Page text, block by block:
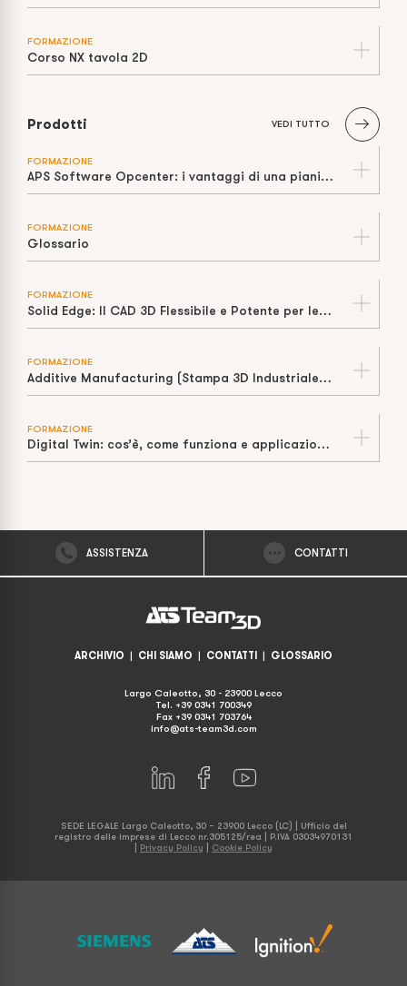
FORMAZIONE
Corso NX tavola 2D
Prodotti VEDI TUTTO
FORMAZIONE
APS Software Opcenter: i vantaggi di una pianificazione e schedulazione efficaci webinar
FORMAZIONE
Glossario
FORMAZIONE
Solid Edge: Il CAD 3D Flessibile e Potente per le PMI
FORMAZIONE
Additive Manufacturing (Stampa 3D Industriale): Cos'è, Tecnologie e Vantaggi
FORMAZIONE
Digital Twin: cos’è, come funziona e applicazioni nell’Industria 4.0
ASSISTENZA CONTATTI
ARCHIVIO | CHI SIAMO | CONTATTI | GLOSSARIO
Largo Caleotto, 30 - 23900 Lecco
Tel. +39 0341 700349
Fax +39 0341 703764
info@ats-team3d.com
SEDE LEGALE Largo Caleotto, 30 – 23900 Lecco (LC) | Ufficio del
registro delle imprese di Lecco nr.305125/rea | P.IVA 03034970131
Privacy Policy Cookie Policy